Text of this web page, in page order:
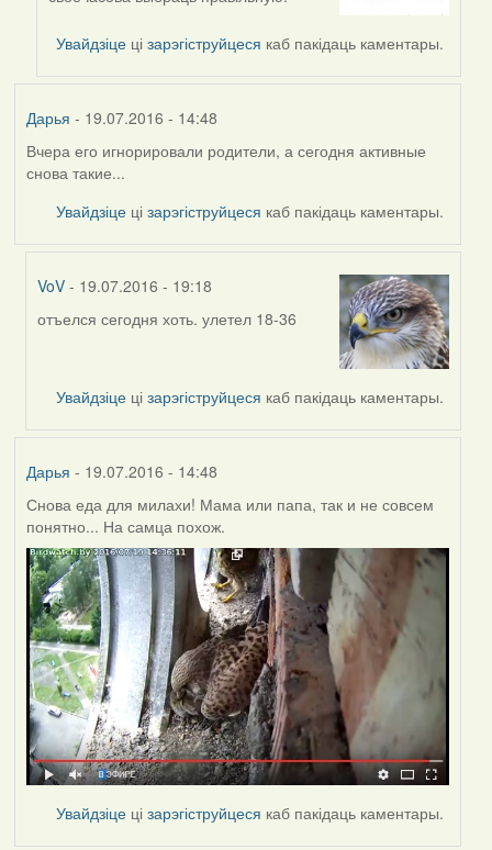
to
VoV
Увайдзіце цізарэгіструйцеся каб пакідаць каментары.
Дарья - 19.07.2016 - 14:48
Вчера его игнорировали родители, а сегодня активные
снова такие...
Увайдзіце цізарэгіструйцеся каб пакідаць каментары.
VoV - 19.07.2016 - 19:18
In
отъелся сегодня хоть. улетел 18-36
Увайдзіце цізарэгіструйцеся каб пакідаць каментары.
Дарья - 19.07.2016 - 14:48
Снова еда для милахи! Мама или папа, так и не совсем
понятно... На самца похож.
Увайдзіце цізарэгіструйцеся каб пакідаць каментары.